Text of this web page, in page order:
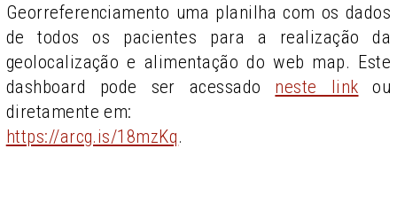
Georreferenciamento uma planilha com os dados
de todos os pacientes para a realização da
geolocalização e alimentação do web map. Este
dashboard pode ser acessado neste link ou
diretamente em:
https://arcg.is/18mzKq.